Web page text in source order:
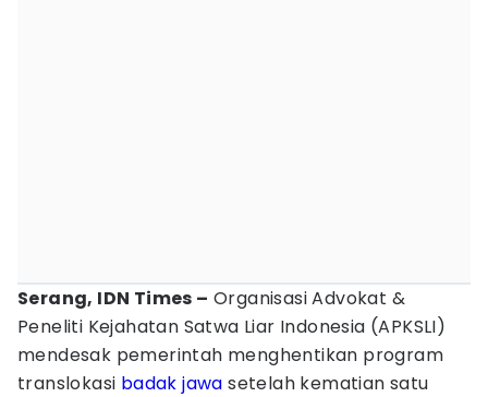
Serang, IDN Times – Organisasi Advokat &
Peneliti Kejahatan Satwa Liar Indonesia (APKSLI)
mendesak pemerintah menghentikan program
translokasi badak jawa setelah kematian satu